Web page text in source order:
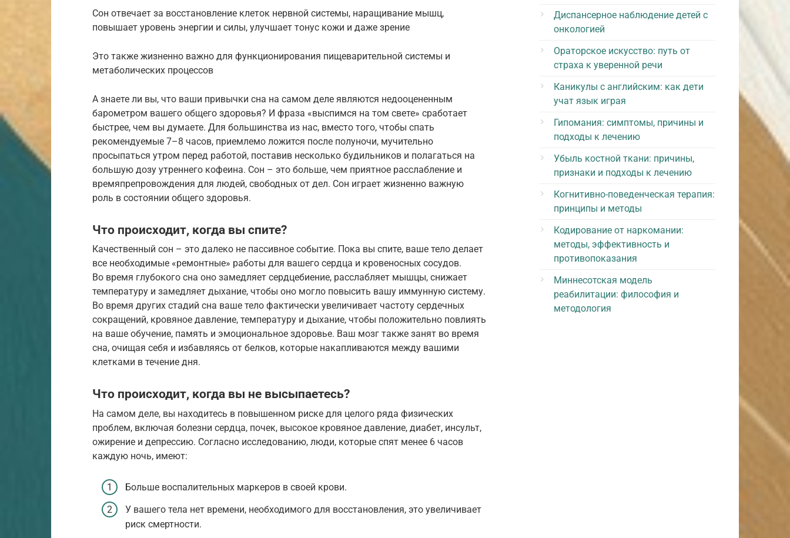
Сон отвечает за восстановление клеток нервной системы, наращивание мышц,
повышает уровень энергии и силы, улучшает тонус кожи и даже зрение
Это также жизненно важно для функционирования пищеварительной системы и
метаболических процессов
А знаете ли вы, что ваши привычки сна на самом деле являются недооцененным
барометром вашего общего здоровья? И фраза «выспимся на том свете» сработает
быстрее, чем вы думаете. Для большинства из нас, вместо того, чтобы спать
рекомендуемые 7–8 часов, приемлемо ложится после полуночи, мучительно
просыпаться утром перед работой, поставив несколько будильников и полагаться на
большую дозу утреннего кофеина. Сон – это больше, чем приятное расслабление и
времяпрепровождения для людей, свободных от дел. Сон играет жизненно важную
роль в состоянии общего здоровья.
Что происходит, когда вы спите?
Качественный сон – это далеко не пассивное событие. Пока вы спите, ваше тело делает
все необходимые «ремонтные» работы для вашего сердца и кровеносных сосудов.
Во время глубокого сна оно замедляет сердцебиение, расслабляет мышцы, снижает
температуру и замедляет дыхание, чтобы оно могло повысить вашу иммунную систему.
Во время других стадий сна ваше тело фактически увеличивает частоту сердечных
сокращений, кровяное давление, температуру и дыхание, чтобы положительно повлиять
на ваше обучение, память и эмоциональное здоровье. Ваш мозг также занят во время
сна, очищая себя и избавляясь от белков, которые накапливаются между вашими
клетками в течение дня.
Что происходит, когда вы не высыпаетесь?
На самом деле, вы находитесь в повышенном риске для целого ряда физических
проблем, включая болезни сердца, почек, высокое кровяное давление, диабет, инсульт,
ожирение и депрессию. Согласно исследованию, люди, которые спят менее 6 часов
каждую ночь, имеют:
Больше воспалительных маркеров в своей крови.
У вашего тела нет времени, необходимого для восстановления, это увеличивает
риск смертности.
Диспансерное наблюдение детей с
онкологией
Ораторское искусство: путь от
страха к уверенной речи
Каникулы с английским: как дети
учат язык играя
Гипомания: симптомы, причины и
подходы к лечению
Убыль костной ткани: причины,
признаки и подходы к лечению
Когнитивно-поведенческая терапия:
принципы и методы
Кодирование от наркомании:
методы, эффективность и
противопоказания
Миннесотская модель
реабилитации: философия и
методология